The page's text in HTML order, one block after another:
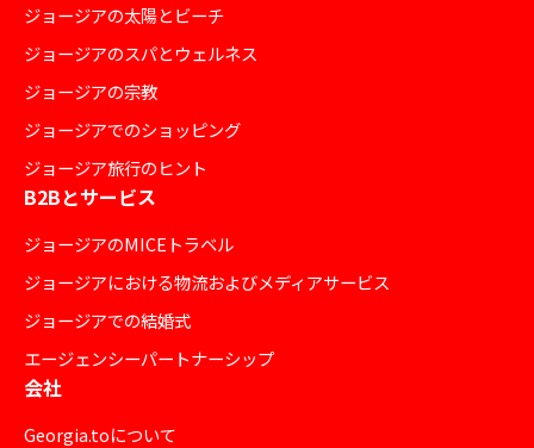
ジョージアの太陽とビーチ
ジョージアのスパとウェルネス
ジョージアの宗教
ジョージアでのショッピング
ジョージア旅行のヒント
B2Bとサービス
ジョージアのMICEトラベル
ジョージアにおける物流およびメディアサービス
ジョージアでの結婚式
エージェンシーパートナーシップ
会社
Georgia.toについて